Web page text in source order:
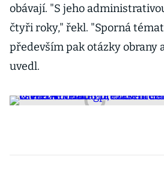
obávají. "S jeho
čtyři roky," řekl. "Sporná
především pak otázky obrany
uvedl.